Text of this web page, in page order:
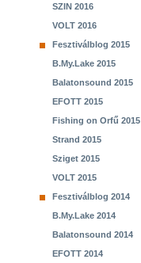
SZIN 2016
VOLT 2016
Fesztiválblog 2015
B.My.Lake 2015
Balatonsound 2015
EFOTT 2015
Fishing on Orfű 2015
Strand 2015
Sziget 2015
VOLT 2015
Fesztiválblog 2014
B.My.Lake 2014
Balatonsound 2014
EFOTT 2014